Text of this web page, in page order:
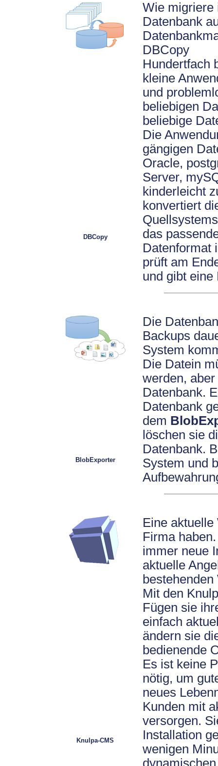
Wie migriere
Datenbank
DBCopy
Hundertfach
kleine
und
beliebigen
beliebige
Die
gängigen
Oracle,
Server,
kinderleicht
konvertiert
das
Datenformat
prüft am
und gibt eine
DBCopy
Die
Backups
System
Die Datein
werden,
Datenbank.
Datenbank
dem
löschen sie
Datenbank.
System und
BlobExporter
Eine
Firma
immer neue
aktuelle
Mit den
Fügen sie
einfach
ändern sie
bedienende
Es ist keine
nötig, um
neues
Kunden mit
versorgen.
Installation
wenigen
Knulpa-CMS